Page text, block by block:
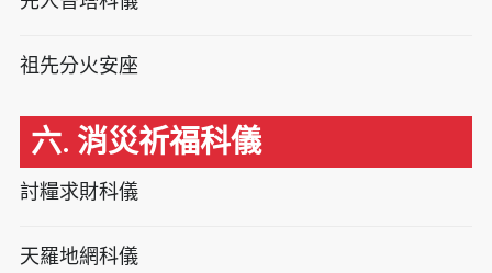
祖先分火安座
六. 消災祈福科儀
討糧求財科儀
天羅地網科儀